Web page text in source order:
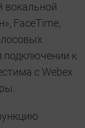
вокальной
FaceTime,
подключении к
с Webex